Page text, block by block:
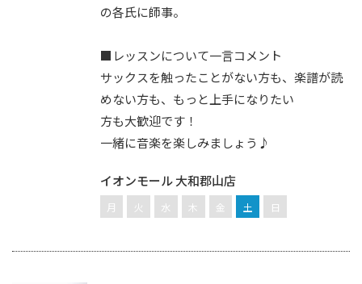
の各氏に師事。
■レッスンについて一言コメント
サックスを触ったことがない方も、楽譜が読
めない方も、もっと上手になりたい
方も大歓迎です！
一緒に音楽を楽しみましょう♪
イオンモール 大和郡山店
月 火 水 木 金 土 日